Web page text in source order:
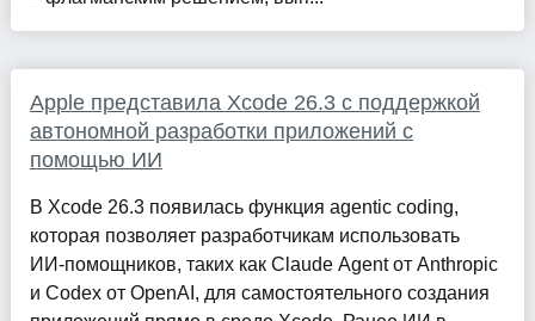
Apple представила Xcode 26.3 с поддержкой
автономной разработки приложений с
помощью ИИ
В Xcode 26.3 появилась функция agentic coding,
которая позволяет разработчикам использовать
ИИ‑помощников, таких как Claude Agent от Anthropic
и Codex от OpenAI, для самостоятельного создания